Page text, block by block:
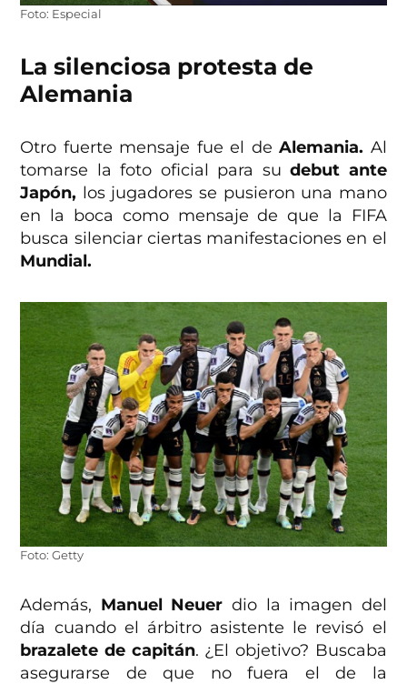
Foto: Especial
La silenciosa protesta de
Alemania
Otro fuerte mensaje fue el deAlemania. Al
tomarse la foto oficial para sudebut ante
Japón, los jugadores se pusieron una mano
en la boca como mensaje de que la FIFA
busca silenciar ciertas manifestaciones en el
Mundial.
Foto: Getty
Además, Manuel Neuer dio la imagen del
día cuando el árbitro asistente le revisó el
brazalete de capitán. ¿El objetivo? Buscaba
asegurarse de que no fuera el de la